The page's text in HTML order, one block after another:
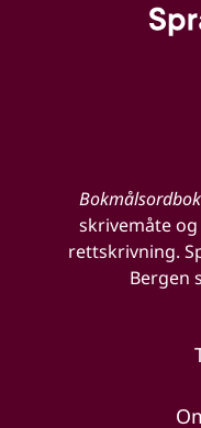
skrivemåte
rettskrivning.
Bergen